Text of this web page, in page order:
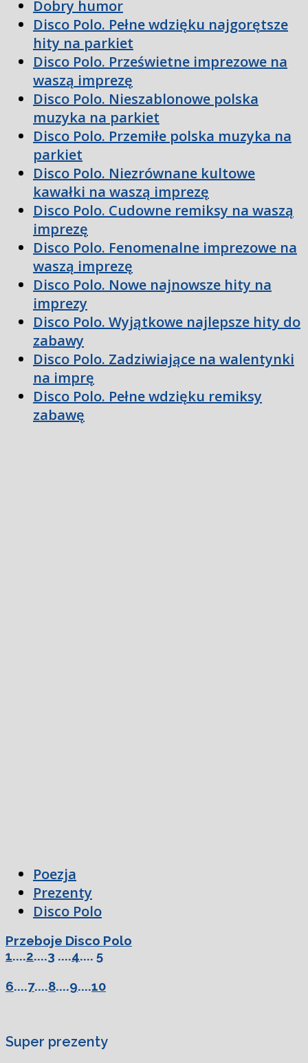
Dobry humor
Disco Polo. Pełne wdzięku najgorętsze
hity na parkiet
Disco Polo. Prześwietne imprezowe na
waszą imprezę
Disco Polo. Nieszablonowe polska
muzyka na parkiet
Disco Polo. Przemiłe polska muzyka na
parkiet
Disco Polo. Niezrównane kultowe
kawałki na waszą imprezę
Disco Polo. Cudowne remiksy na waszą
imprezę
Disco Polo. Fenomenalne imprezowe na
waszą imprezę
Disco Polo. Nowe najnowsze hity na
imprezy
Disco Polo. Wyjątkowe najlepsze hity do
zabawy
Disco Polo. Zadziwiające na walentynki
na imprę
Disco Polo. Pełne wdzięku remiksy
zabawę
Poezja
Prezenty
Disco Polo
Przeboje Disco Polo
1....2....3 ....4.... 5
6....7....8....9....10
Super prezenty